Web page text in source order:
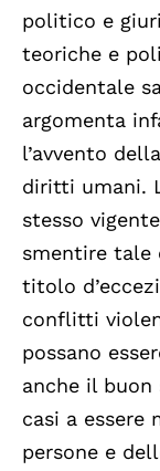
politico e
teoriche e
occidentale
argomenta
l’avvento
diritti umani.
stesso
smentire tale
titolo
conflitti
possano
anche il
casi a essere
persone e